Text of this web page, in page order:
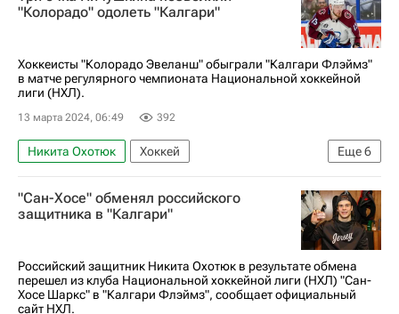
Национальная хоккейная лига (НХЛ)
"Колорадо" одолеть "Калгари"
Хоккеисты "Колорадо Эвеланш" обыграли "Калгари Флэймз"
в матче регулярного чемпионата Национальной хоккейной
лиги (НХЛ).
13 марта 2024, 06:49 392
Еще6
Никита Охотюк
Хоккей
Национальная хоккейная лига (НХЛ)
Колорадо Эвеланш
Калгари Флэймз
Даниил Мироманов
"Сан-Хосе" обменял российского
защитника в "Калгари"
Российский защитник Никита Охотюк в результате обмена
перешел из клуба Национальной хоккейной лиги (НХЛ) "Сан-
Хосе Шаркс" в "Калгари Флэймз", сообщает официальный
сайт НХЛ.